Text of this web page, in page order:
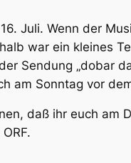
Juli. Wenn der
war ein kleines
Sendung „dobar
am Sonntag vor
daß ihr euch am